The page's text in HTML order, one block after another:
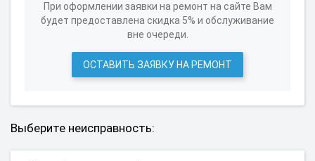
При оформлении заявки на ремонт на сайте Вам
будет предоставлена скидка 5% и обслуживание
вне очереди.
ОСТАВИТЬ ЗАЯВКУ НА РЕМОНТ
Выберите неисправность: